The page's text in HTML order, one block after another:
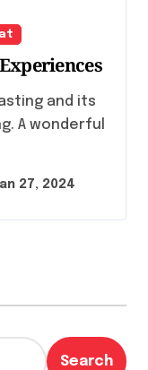
A wonderful
27, 2024
Search